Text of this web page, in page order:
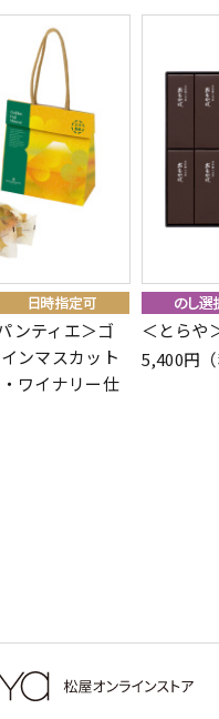
ンティエ＞ゴ
ンマスカット
ワイナリー仕
＜とらや
5,400円（